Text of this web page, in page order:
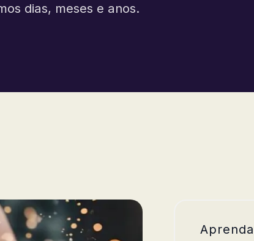
dias, meses e anos.